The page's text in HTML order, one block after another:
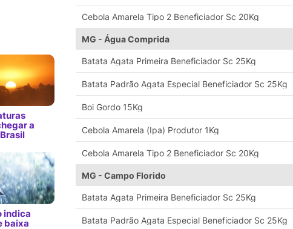
a
indica
baixa
Cebola Amarela Tipo 2 Beneficiador Sc 20Kg
MG - Água Comprida
Batata Agata Primeira Beneficiador Sc 25Kg
Batata Padrão Agata Especial Beneficiador Sc 25Kg
Boi Gordo 15Kg
Cebola Amarela (Ipa) Produtor 1Kg
Cebola Amarela Tipo 2 Beneficiador Sc 20Kg
MG - Campo Florido
Batata Agata Primeira Beneficiador Sc 25Kg
Batata Padrão Agata Especial Beneficiador Sc 25Kg